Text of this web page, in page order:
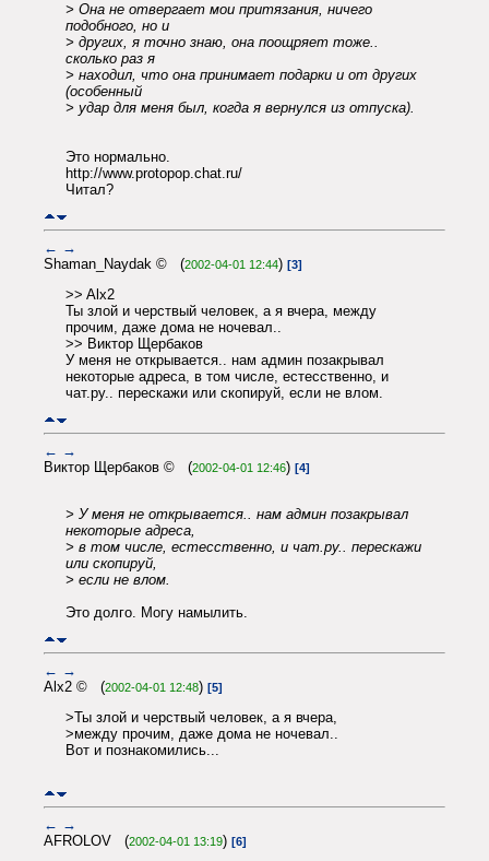
> Она не отвергает мои притязания, ничего
подобного, но и
> других, я точно знаю, она поощряет тоже..
сколько раз я
> находил, что она принимает подарки и от других
(особенный
> удар для меня был, когда я вернулся из отпуска).
Это нормально.
http://www.protopop.chat.ru/
Читал?
← →
Shaman_Naydak © (2002-04-01 12:44) [3]
>> Alx2
Ты злой и черствый человек, а я вчера, между
прочим, даже дома не ночевал..
>> Виктор Щербаков
У меня не открывается.. нам админ позакрывал
некоторые адреса, в том числе, естесственно, и
чат.ру.. перескажи или скопируй, если не влом.
← →
Виктор Щербаков © (2002-04-01 12:46) [4]
> У меня не открывается.. нам админ позакрывал
некоторые адреса,
> в том числе, естесственно, и чат.ру.. перескажи
или скопируй,
> если не влом.
Это долго. Могу намылить.
← →
Alx2 © (2002-04-01 12:48) [5]
>Ты злой и черствый человек, а я вчера,
>между прочим, даже дома не ночевал..
Вот и познакомились...
← →
AFROLOV (2002-04-01 13:19) [6]